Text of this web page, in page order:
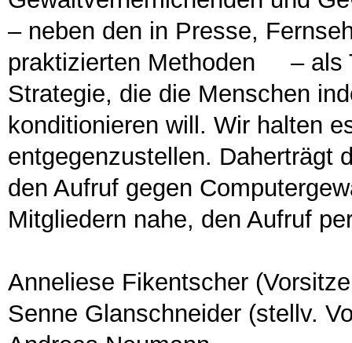
– neben den in Presse,
praktizierten Methoden – als
Strategie, die die Menschen
konditionieren will. Wir halten
entgegenzustellen. Daherträgt
den Aufruf gegen
Mitgliedern nahe, den Aufruf
Anneliese Fikentscher
Senne Glanschneider (stellv.